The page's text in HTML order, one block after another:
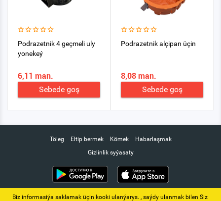
Podrazetnik 4 geçmeli uly
yonekeý
6,11 man.
Sebede goş
Podrazetnik alçipan üçin
8,08 man.
Sebede goş
Töleg Eltip bermek Kömek
Habarlaşmak
Gizlinlik syýasaty
Biz informasiýa saklamak üçin kooki ulanýarys. ‚ saýdy ulanmak bilen Siz